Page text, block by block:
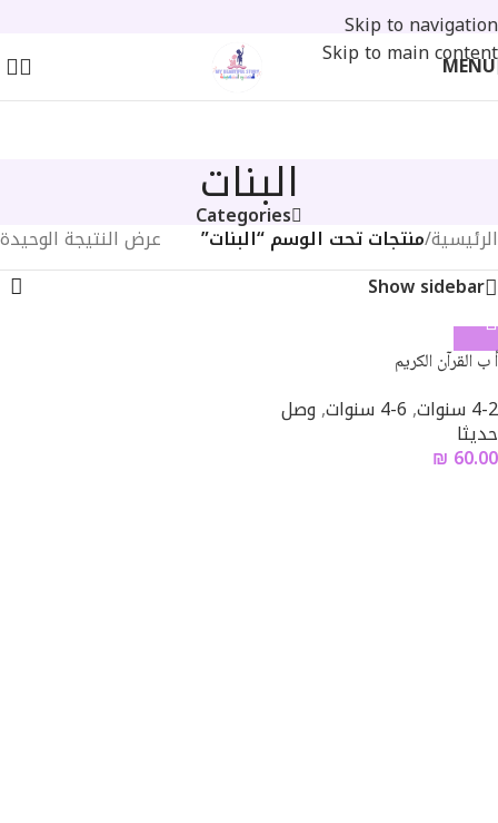
Skip to navigation
Skip to main content
MENU
البنات
Categories
الرئيسية/منتجات تحت الوسم “البنات”
عرض النتيجة الوحيدة
Show sidebar
أ ب القرآن الكريم
4-2 سنوات ,6-4 سنوات ,وصل
حديثا
₪ 60.00